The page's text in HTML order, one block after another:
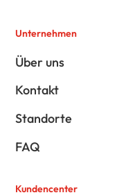
Unternehmen
Über uns
Kontakt
Standorte
FAQ
Kundencenter